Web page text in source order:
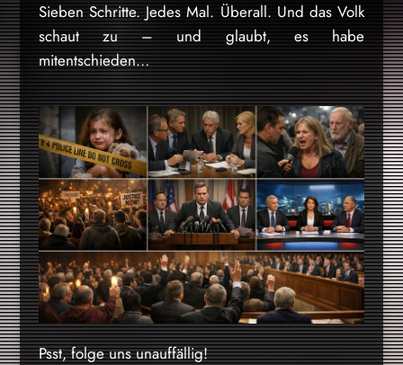
Sieben Schritte. Jedes Mal. Überall. Und das Volk
schaut zu – und glaubt, es habe
mitentschieden…
Psst, folge uns unauffällig!